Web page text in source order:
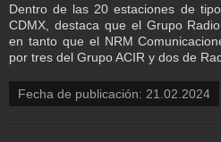
Dentro de las 20 estaciones de
CDMX, destaca que el Grupo
en tanto que el NRM
por tres del Grupo ACIR y dos de
Fecha de publicación: 21.02.2024